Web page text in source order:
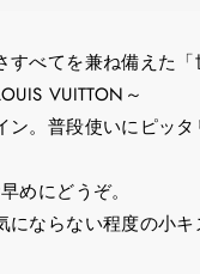
すべてを兼ね備えた
VUITTON～
ン。普段使いにピッ
めにどうぞ。
にならない程度の小